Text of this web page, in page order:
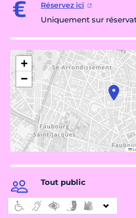
Réservez ici
Uniquement sur
+
−
Tout public